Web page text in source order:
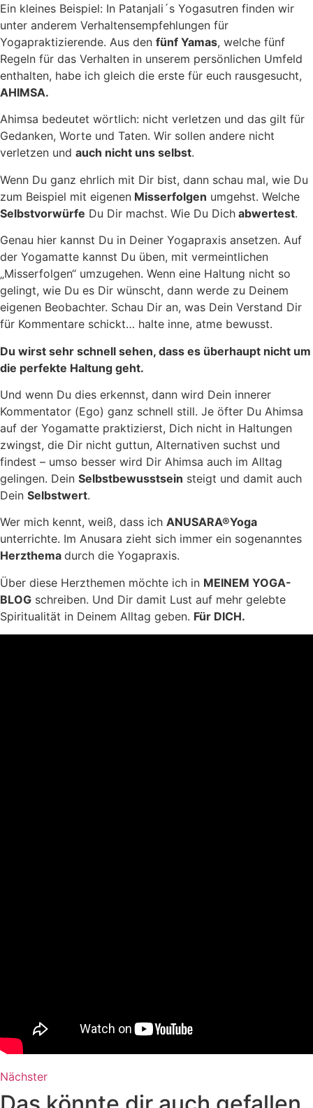
Ein kleines Beispiel: In Patanjali´s Yogasutren finden wir
unter anderem Verhaltensempfehlungen für
Yogapraktizierende. Aus den fünf Yamas, welche fünf
Regeln für das Verhalten in unserem persönlichen Umfeld
enthalten, habe ich gleich die erste für euch rausgesucht,
AHIMSA.
Ahimsa bedeutet wörtlich: nicht verletzen und das gilt für
Gedanken, Worte und Taten. Wir sollen andere nicht
verletzen und auch nicht uns selbst.
Wenn Du ganz ehrlich mit Dir bist, dann schau mal, wie Du
zum Beispiel mit eigenen Misserfolgen umgehst. Welche
Selbstvorwürfe Du Dir machst. Wie Du Dich abwertest.
Genau hier kannst Du in Deiner Yogapraxis ansetzen. Auf
der Yogamatte kannst Du üben, mit vermeintlichen
„Misserfolgen“ umzugehen. Wenn eine Haltung nicht so
gelingt, wie Du es Dir wünscht, dann werde zu Deinem
eigenen Beobachter. Schau Dir an, was Dein Verstand Dir
für Kommentare schickt… halte inne, atme bewusst.
Du wirst sehr schnell sehen, dass es überhaupt nicht um
die perfekte Haltung geht.
Und wenn Du dies erkennst, dann wird Dein innerer
Kommentator (Ego) ganz schnell still. Je öfter Du Ahimsa
auf der Yogamatte praktizierst, Dich nicht in Haltungen
zwingst, die Dir nicht guttun, Alternativen suchst und
findest – umso besser wird Dir Ahimsa auch im Alltag
gelingen. Dein Selbstbewusstsein steigt und damit auch
Dein Selbstwert.
Wer mich kennt, weiß, dass ich ANUSARA®Yoga
unterrichte. Im Anusara zieht sich immer ein sogenanntes
Herzthema durch die Yogapraxis.
Über diese Herzthemen möchte ich in MEINEM YOGA-
BLOG schreiben. Und Dir damit Lust auf mehr gelebte
Spiritualität in Deinem Alltag geben. Für DICH.
Nächster